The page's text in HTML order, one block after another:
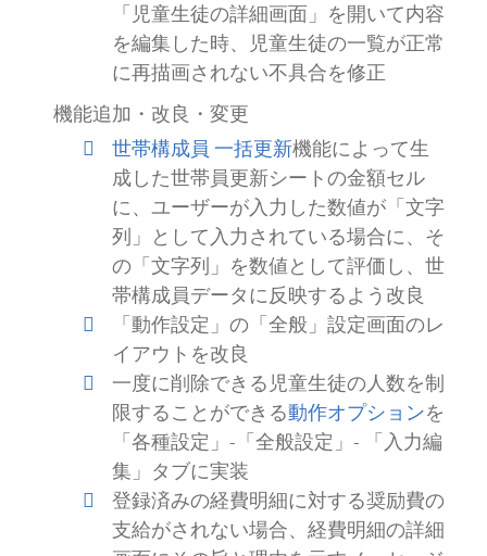
「児童生徒の詳細画面」を開いて内容
を編集した時、児童生徒の一覧が正常
に再描画されない不具合を修正
機能追加・改良・変更
世帯構成員 一括更新機能によって生
成した世帯員更新シートの金額セル
に、ユーザーが入力した数値が「文字
列」として入力されている場合に、そ
の「文字列」を数値として評価し、世
帯構成員データに反映するよう改良
「動作設定」の「全般」設定画面のレ
イアウトを改良
一度に削除できる児童生徒の人数を制
限することができる動作オプションを
「各種設定」-「全般設定」- 「入力編
集」タブに実装
登録済みの経費明細に対する奨励費の
支給がされない場合、経費明細の詳細